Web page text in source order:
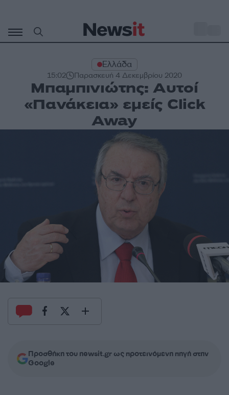
περιεχόμενο
Ελλάδα
15:02 Παρασκευή 4 Δεκεμβρίου 2020
Μπαμπινιώτης: Αυτοί
«Πανάκεια» εμείς Click
Away
Προσθήκη του newsit.gr ως προτεινόμενη πηγή στην
Google